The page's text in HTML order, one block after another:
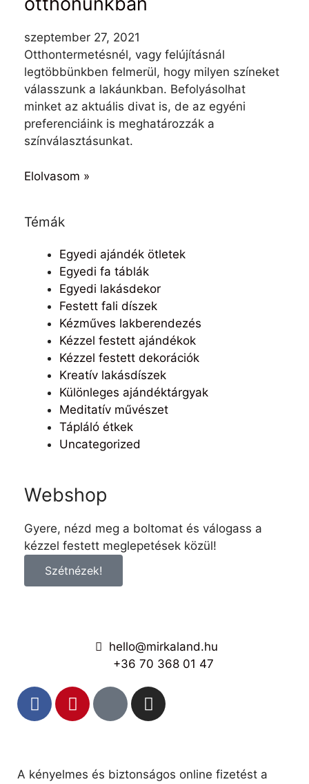
szeptember 27, 2021
Otthontermetésnél, vagy felújításnál
legtöbbünkben felmerül, hogy milyen színeket
válasszunk a lakáunkban. Befolyásolhat
minket az aktuális divat is, de az egyéni
preferenciáink is meghatározzák a
színválasztásunkat.
Elolvasom »
Témák
Egyedi ajándék ötletek
Egyedi fa táblák
Egyedi lakásdekor
Festett fali díszek
Kézműves lakberendezés
Kézzel festett ajándékok
Kézzel festett dekorációk
Kreatív lakásdíszek
Különleges ajándéktárgyak
Meditatív művészet
Tápláló étkek
Uncategorized
Webshop
Gyere, nézd meg a boltomat és válogass a
kézzel festett meglepetések közül!
Szétnézek!
hello@mirkaland.hu
+36 70 368 01 47
A kényelmes és biztonságos online fizetést a